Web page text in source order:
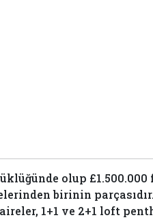
olup £1.500.000
birinin
1+1 ve 2+1 loft